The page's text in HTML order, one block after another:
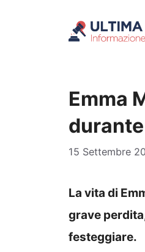
Emma
15 Settembre
La vita di
grave
festeggiare.